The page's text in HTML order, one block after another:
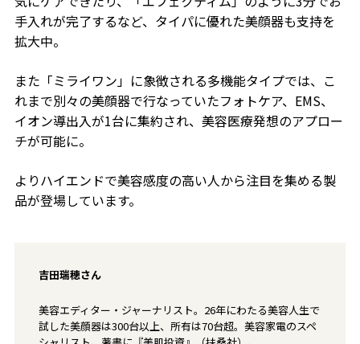
手入れが完了するなど、タイパに優れた美顔器も支持を
拡大中。
また「ミライワン」に象徴される多機能タイプでは、こ
れまで別々の美顔器で行なっていたフォトケア、EMS、
イオン導出入が1台に集約され、美容医療発想のアプロー
チが可能に。
よりハイエンドで美容感度の高い人から注目を集める製
品が登場しています。
吉田瑞穂さん
美容エディター・ジャーナリスト。26年にわたる美容人生で
試した美顔器は300台以上、所有は70台超。美容家電のスペ